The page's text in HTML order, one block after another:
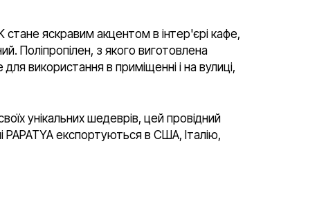
яскравим акцентом в інтер'єрі кафе,
Поліпропілен, з якого виготовлена
використання в приміщенні і на вулиці,
унікальних шедеврів, цей провідний
PAPATYA експортуються в США, Італію,